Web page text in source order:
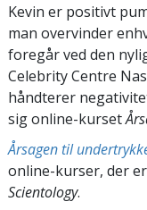
Kevin er positivt
man overvinder
foregår ved den
Celebrity Centre
håndterer
sig online-kurset
Årsagen til
online-kurser, der
Scientology.